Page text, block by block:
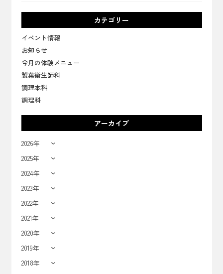
カテゴリー
イベント情報
お知らせ
今月の体験メニュー
製菓衛生師科
調理本科
調理科
アーカイブ
2026年
2025年
2024年
2023年
2022年
2021年
2020年
2019年
2018年